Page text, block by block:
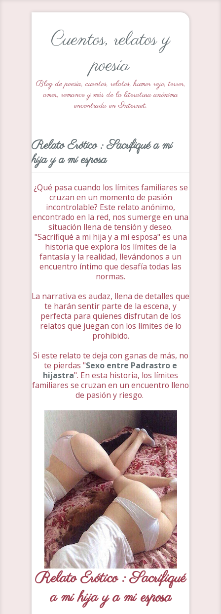
Cuentos, relatos y
poesía
Blog de poesía, cuentos, relatos, humor rojo, terror,
amor, romance y más de la literatura anónima
encontrada en Internet.
Relato Erótico : Sacrifiqué a mi
hija y a mi esposa
¿Qué pasa cuando los límites familiares se
cruzan en un momento de pasión
incontrolable? Este relato anónimo,
encontrado en la red, nos sumerge en una
situación llena de tensión y deseo.
"Sacrifiqué a mi hija y a mi esposa" es una
historia que explora los límites de la
fantasía y la realidad, llevándonos a un
encuentro íntimo que desafía todas las
normas.
La narrativa es audaz, llena de detalles que
te harán sentir parte de la escena, y
perfecta para quienes disfrutan de los
relatos que juegan con los límites de lo
prohibido.
Si este relato te deja con ganas de más, no
te pierdas "Sexo entre Padrastro e
hijastra". En esta historia, los límites
familiares se cruzan en un encuentro lleno
de pasión y riesgo.
Relato Erótico : Sacrifiqué
a mi hija y a mi esposa